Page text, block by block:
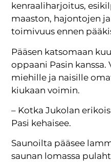
kenraaliharjoitus,
maaston, hajontojen
toimivuus ennen
Pääsen katsomaan
oppaani Pasin
miehille ja naisille
kiukaan voimin.
– Kotka Jukolan
Pasi kehaisee.
Saunoilta pääsee
saunan lomassa